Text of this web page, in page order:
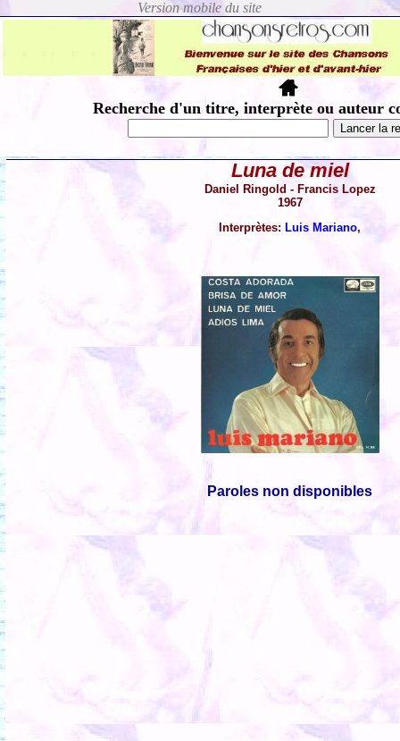
Recherche d'un titre, interprète ou auteur
Luna de miel
Daniel Ringold - Francis Lopez
1967
Interprètes: Luis Mariano,
Paroles non disponibles